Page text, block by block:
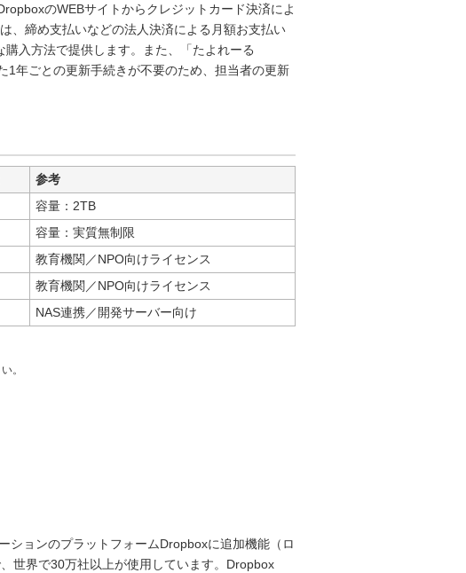
のWEBサイトからクレジットカード決済によ
、締め支払いなどの法人決済による月額お支払い
入方法で提供します。また、「たよれーる
年ごとの更新手続きが不要のため、担当者の更新
参考
容量：2TB
容量：実質無制限
教育機関／NPO向けライセンス
教育機関／NPO向けライセンス
NAS連携／開発サーバー向け
。
ションのプラットフォームDropboxに追加機能（ロ
世界で30万社以上が使用しています。Dropbox